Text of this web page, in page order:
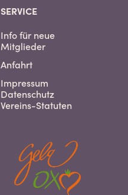
SERVICE
Info für neue
Mitglieder
Anfahrt
Impressum
Datenschutz
Vereins-Statuten